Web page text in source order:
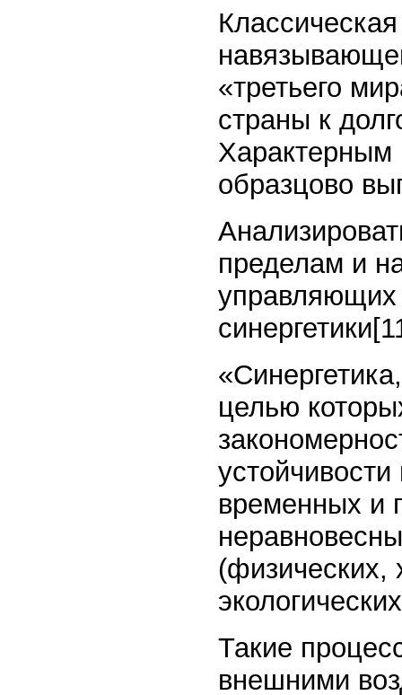
«третьего
страны к
Характерным
образцово
пределам и
управляющих
целью
временных и
(физических,
Такие
внешними